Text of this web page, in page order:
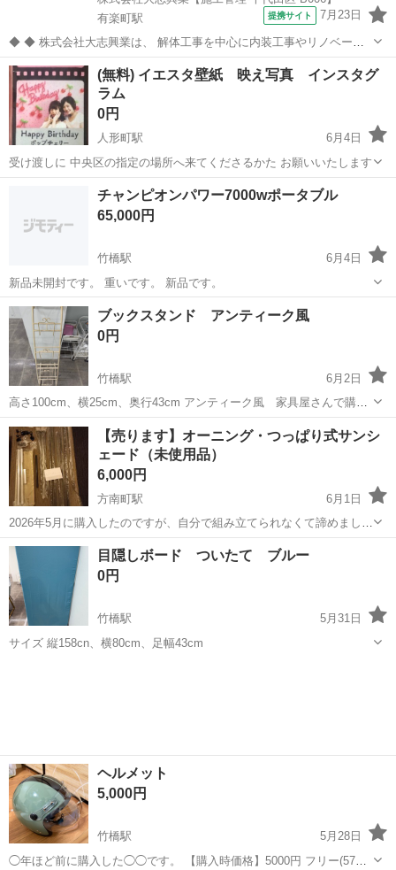
有楽町駅
提携サイト 7月23日
◆ ◆ 株式会社大志興業は、 解体工事を中心に内装工事やリノベーシ
ョン工事まで幅広く手掛ける総合建設企業です。 住宅・店舗・ビルな
ど多様な現場に対応し、解体から施工、廃棄物処理まで一貫して行っ
ています。 20代～40代の...
東京 千代田区 有楽町駅 その他
(無料) イエスタ壁紙 映え写真 インスタグ
ラム
0円
人形町駅
6月4日
受け渡しに 中央区の指定の場所へ来てくださるかた お願いいたします
人形町駅 その他
チャンピオンパワー7000wポータブル
65,000円
竹橋駅
6月4日
新品未開封です。 重いです。 新品です。
東京 千代田区 竹橋駅 その他 チャンピオン
ブックスタンド アンティーク風
0円
竹橋駅
6月2日
高さ100cm、横25cm、奥行43cm アンティーク風 家具屋さんで購入
したものです。
東京 千代田区 竹橋駅 アンティーク
【売ります】オーニング・つっぱり式サンシ
ェード（未使用品）
6,000円
方南町駅
6月1日
2026年5月に購入したのですが、自分で組み立てられなくて諦めまし
た。要するに未使用です。組み立ては二人以上必須であることに注意
です。 商品自体は以下です。 https://item.rakuten.co.jp/ii...
東京 千代田区 方南町駅 その他
目隠しボード ついたて ブルー
0円
竹橋駅
5月31日
サイズ 縦158cn、横80cm、足幅43cm
ヘルメット
5,000円
竹橋駅
5月28日
◯年ほど前に購入した◯◯です。 【購入時価格】5000円 フリー(57〜